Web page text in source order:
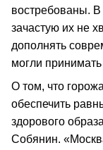
востребованы. В
зачастую их не
дополнять
могли
О том, что
обеспечить
здорового
Собянин.